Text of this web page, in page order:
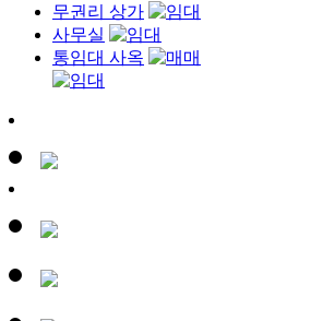
무권리 상가
사무실
통임대 사옥